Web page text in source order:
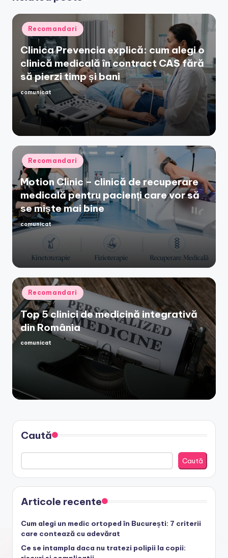
Posted
in
Recomandari
Clinica Prevencia explică: cum alegi o
clinică medicală în contract CAS fără
să pierzi timp și bani
Posted
by
comunicat
Posted
in
Recomandari
Motion Clinic – clinică de recuperare
medicală pentru pacienți care vor să
se miște mai bine
Posted
by
comunicat
Posted
in
Recomandari
Top 5 clinici de medicină integrativă
din România
Posted
comunicat
Caută
Caută
Articole recente
Cum alegi un medic ortoped în București: 7 criterii
care contează cu adevărat
Ce se intampla daca nu tratezi polipii la copii: